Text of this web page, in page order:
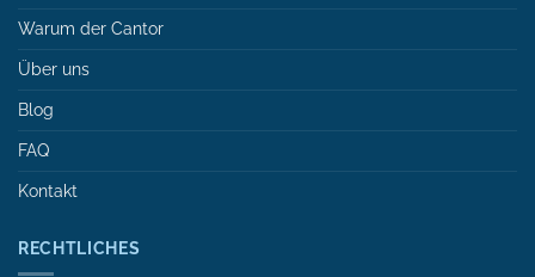
Warum der Cantor
Über uns
Blog
FAQ
Kontakt
RECHTLICHES